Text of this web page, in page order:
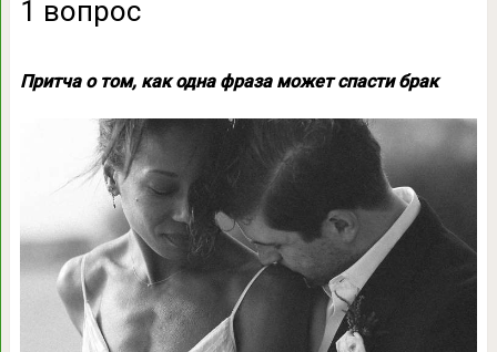
1 вопрос
Притча о том, как одна фраза может спасти брак